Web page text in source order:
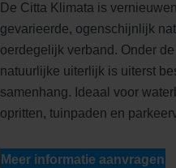
De Citta Klimata is
gevarieerde, ogenschijnlijk
oerdegelijk verband. Onder
natuurlijke uiterlijk is uiterst
samenhang. Ideaal voor
opritten, tuinpaden en
Meer informatie aanvragen